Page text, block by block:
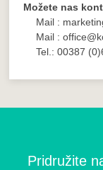
Možete nas
Mail :
Mail :
Tel.: 00387
Pridružite